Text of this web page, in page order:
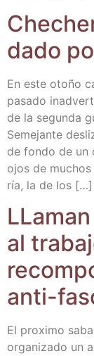
da­do
En este oto­ño
pasa­do
de la segun­da
Seme­jan­te
de fon­do de un
ojos de
ría, la de los […]
al
anti-
El pro­xi­mo
orga­ni­za­do un